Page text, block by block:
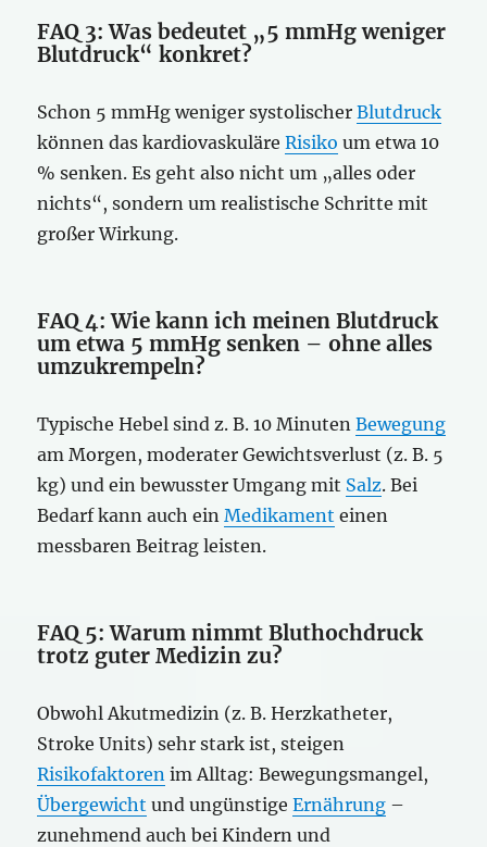
FAQ 3: Was bedeutet „5 mmHg weniger
Blutdruck“ konkret?
Schon 5 mmHg weniger systolischerBlutdruck
können das kardiovaskuläreRisiko um etwa 10
% senken. Es geht also nicht um „alles oder
nichts“, sondern um realistische Schritte mit
großer Wirkung.
FAQ 4: Wie kann ich meinen Blutdruck
um etwa 5 mmHg senken – ohne alles
umzukrempeln?
Typische Hebel sind z. B. 10 MinutenBewegung
am Morgen, moderater Gewichtsverlust (z. B. 5
kg) und ein bewusster Umgang mit Salz. Bei
Bedarf kann auch einMedikament einen
messbaren Beitrag leisten.
FAQ 5: Warum nimmt Bluthochdruck
trotz guter Medizin zu?
Obwohl Akutmedizin (z. B. Herzkatheter,
Stroke Units) sehr stark ist, steigen
Risikofaktoren im Alltag: Bewegungsmangel,
Übergewicht und ungünstigeErnährung –
zunehmend auch bei Kindern und